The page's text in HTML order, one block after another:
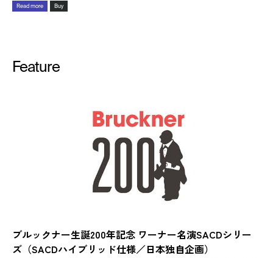
Read more Buy
Feature
ブルックナー生誕200年記念 ワーナー名演SACDシリー
ズ（SACDハイブリッド仕様／日本独自企画）